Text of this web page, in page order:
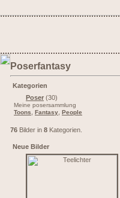
Poserfantasy
Kategorien
Poser (30)
Meine posersammlung
Toons
Fantasy People
76 Bilder in 8 Kategorien.
Neue Bilder